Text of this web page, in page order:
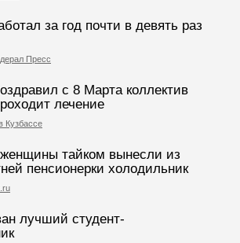
за год почти в девять раз
Пресс
с 8 Марта коллектив
лечение
Кузбассе
тайком вынесли из
пенсионерки холодильник
лучший студент-